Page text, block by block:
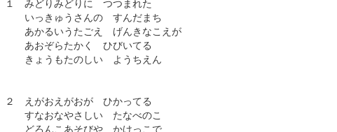
いっきゅうさんの すんだまち
あかるいうたごえ げんきなこえが
あおぞらたかく ひびいてる
きょうもたのしい ようちえん
２ えがおえがおが ひかってる
すなおなやさしい たなべのこ
どろんこあそびや かけっこで